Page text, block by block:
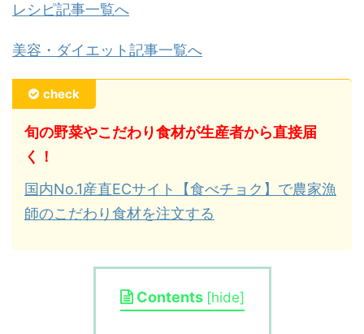
レシピ記事一覧へ
美容・ダイエット記事一覧へ
check
旬の野菜やこだわり食材が生産者から直接届
く！
国内No.1産直ECサイト【食べチョク】で農家漁
師のこだわり食材を注文する
Contents [hide]